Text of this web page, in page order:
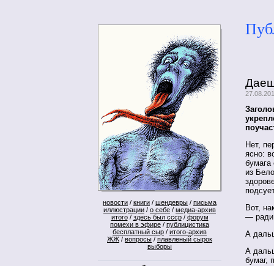
новости / книги / шендевры / письма
иллюстрации / о себе / медиа-архив
итого/ здесь был ссср/ форум
помехи в эфире / публицистика
бесплатный сыр / итого-архив
ЖЖ / вопросы / плавленый сырок
выборы
Нет,
ясно:
бумага
из
Вот,
— ради
А
А
бумаг,